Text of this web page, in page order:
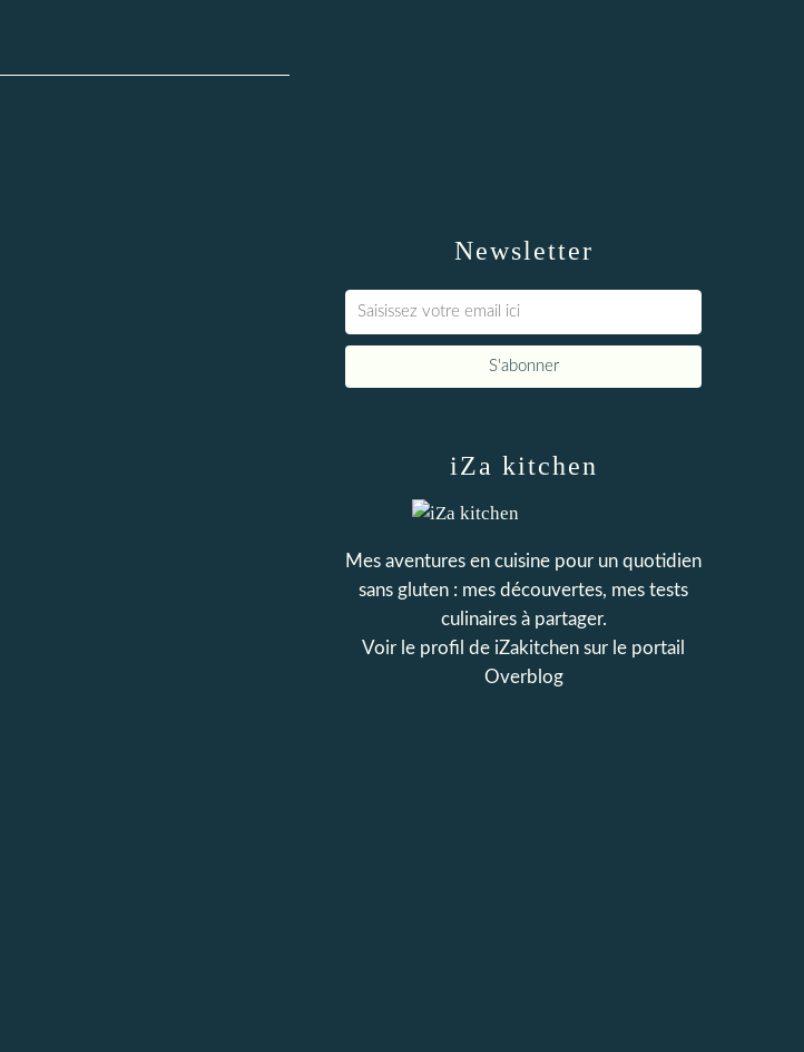
Newsletter
iZa kitchen
Mes aventures en cuisine pour un quotidien
sans gluten : mes découvertes, mes tests
culinaires à partager.
Voir le profil de iZakitchen sur le portail
Overblog